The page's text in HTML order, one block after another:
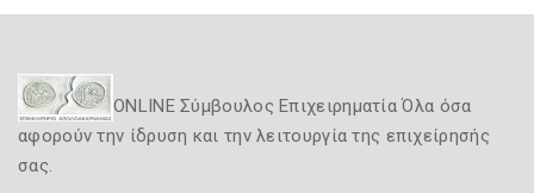
ONLINE Σύμβουλος Επιχειρηματία Όλα όσα
αφορούν την ίδρυση και την λειτουργία της επιχείρησής
σας.